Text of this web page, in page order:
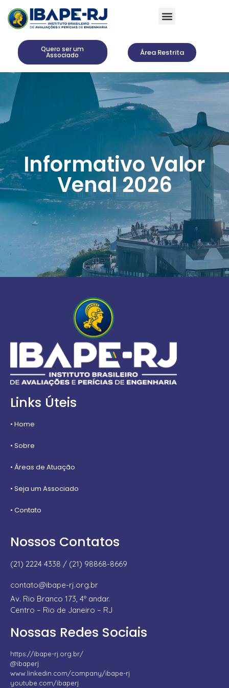
Quero ser um
Associado Área Restrita
Informativo Valor
Venal 2026
Links Úteis
• Home
• Sobre
• Áreas de Atuação
• Seja um Associado
• Contato
Nossos Contatos
(21) 2224 4338 / (21) 98868-8669
contato@ibape-rj.org.br
Av. Rio Branco 173, 4º andar.
Centro – Rio de Janeiro – RJ
Nossas Redes Sociais
https://ibape-rj.org.br/
@ibaperj
www.linkedin.com/company/ibape-rj
youtube.com/ibaperj